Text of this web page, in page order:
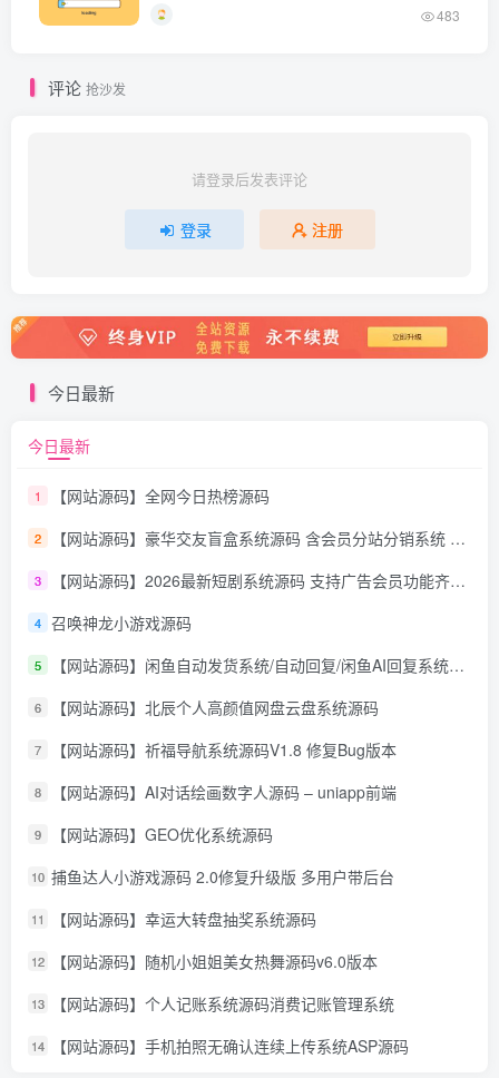
483
评论 抢沙发
请登录后发表评论
登录 注册
今日最新
今日最新
1 【网站源码】全网今日热榜源码
2 【网站源码】豪华交友盲盒系统源码 含会员分站分销系统 可易支付
3 【网站源码】2026最新短剧系统源码 支持广告会员功能齐全短剧源码
4 召唤神龙小游戏源码
5 【网站源码】闲鱼自动发货系统/自动回复/闲鱼AI回复系统源码
6 【网站源码】北辰个人高颜值网盘云盘系统源码
7 【网站源码】祈福导航系统源码V1.8 修复Bug版本
8 【网站源码】AI对话绘画数字人源码 – uniapp前端
9 【网站源码】GEO优化系统源码
10 捕鱼达人小游戏源码 2.0修复升级版 多用户带后台
11 【网站源码】幸运大转盘抽奖系统源码
12 【网站源码】随机小姐姐美女热舞源码v6.0版本
13 【网站源码】个人记账系统源码消费记账管理系统
14 【网站源码】手机拍照无确认连续上传系统ASP源码